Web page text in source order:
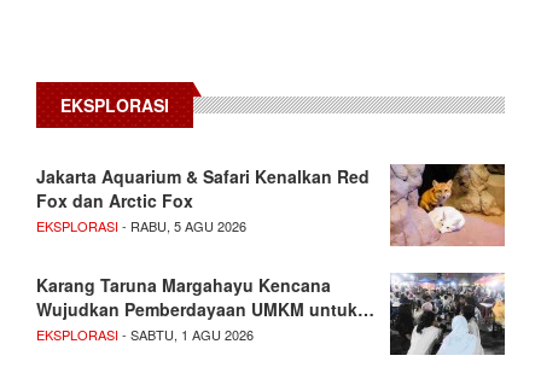
EKSPLORASI
Jakarta Aquarium & Safari Kenalkan Red
Fox dan Arctic Fox
EKSPLORASI- RABU, 5 AGU 2026
Karang Taruna Margahayu Kencana
Wujudkan Pemberdayaan UMKM untuk…
EKSPLORASI- SABTU, 1 AGU 2026